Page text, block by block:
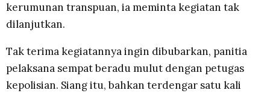
kerumunan transpuan, ia meminta kegiatan tak
dilanjutkan.
Tak terima kegiatannya ingin dibubarkan, panitia
pelaksana sempat beradu mulut dengan petugas
kepolisian. Siang itu, bahkan terdengar satu kali